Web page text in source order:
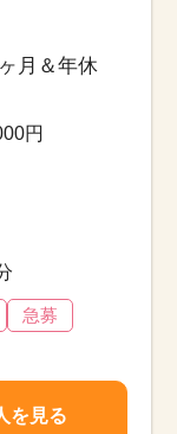
月＆年休
円
急募
を見る